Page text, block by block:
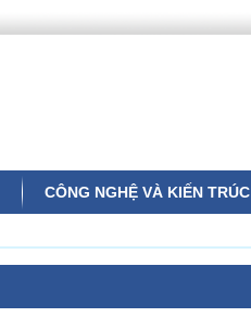
CÔNG NGHỆ VÀ KIẾN TRÚC